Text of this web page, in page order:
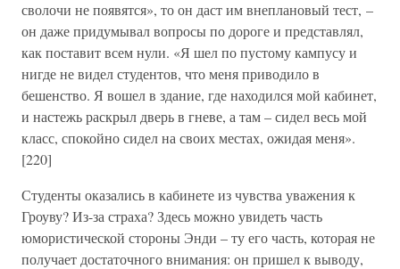
сволочи не появятся», то он даст им внеплановый тест, –
он даже придумывал вопросы по дороге и представлял,
как поставит всем нули. «Я шел по пустому кампусу и
нигде не видел студентов, что меня приводило в
бешенство. Я вошел в здание, где находился мой кабинет,
и настежь раскрыл дверь в гневе, а там – сидел весь мой
класс, спокойно сидел на своих местах, ожидая меня».
[220]
Студенты оказались в кабинете из чувства уважения к
Гроуву? Из-за страха? Здесь можно увидеть часть
юмористической стороны Энди – ту его часть, которая не
получает достаточного внимания: он пришел к выводу,